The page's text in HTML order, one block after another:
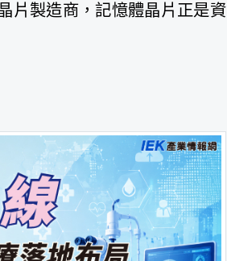
片製造商，記憶體晶片正是資